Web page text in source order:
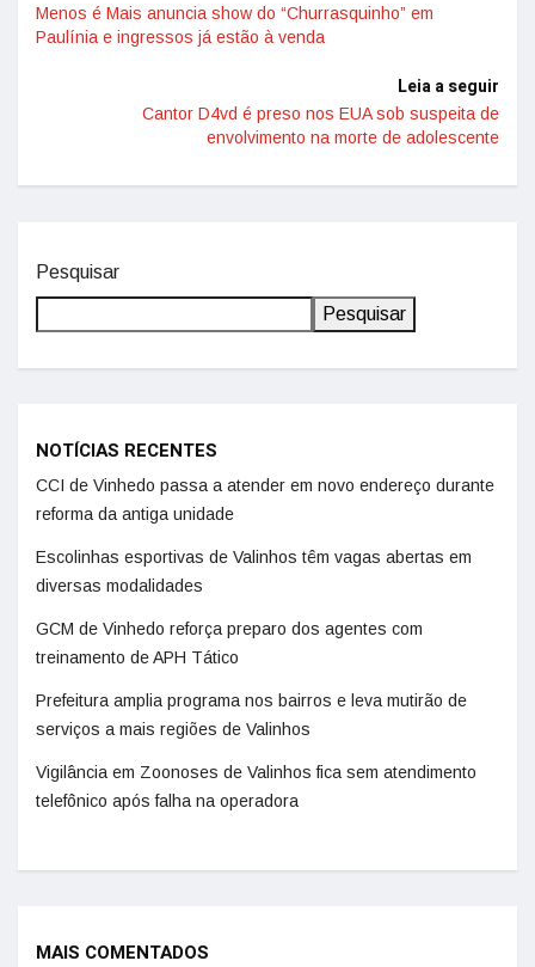
Menos é Mais anuncia show do “Churrasquinho” em
Paulínia e ingressos já estão à venda
Leia a seguir
Cantor D4vd é preso nos EUA sob suspeita de
envolvimento na morte de adolescente
Pesquisar
Pesquisar
NOTÍCIAS RECENTES
CCI de Vinhedo passa a atender em novo endereço durante
reforma da antiga unidade
Escolinhas esportivas de Valinhos têm vagas abertas em
diversas modalidades
GCM de Vinhedo reforça preparo dos agentes com
treinamento de APH Tático
Prefeitura amplia programa nos bairros e leva mutirão de
serviços a mais regiões de Valinhos
Vigilância em Zoonoses de Valinhos fica sem atendimento
telefônico após falha na operadora
MAIS COMENTADOS